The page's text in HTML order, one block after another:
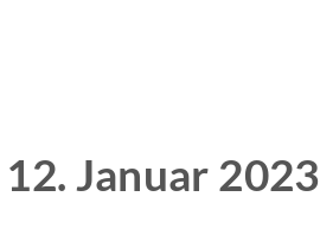
12. Januar 2023